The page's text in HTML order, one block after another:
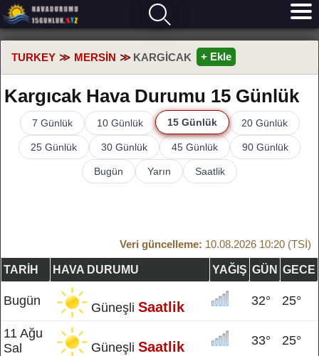
TURKEY MERSIN KARGICAK + Ekle
Kargıcak Hava Durumu 15 Günlük
7 Günlük 10 Günlük 15 Günlük 20 Günlük
25 Günlük 30 Günlük 45 Günlük 90 Günlük
Bugün Yarın Saatlik
Veri güncelleme: 10.08.2026 10:20 (TSİ)
TARIH HAVA DURUMU YAĞIŞ GÜN GECE
Bugün Güneşli Saatlik 32° 25°
11 Ağu
Sal
Güneşli Saatlik 33° 25°